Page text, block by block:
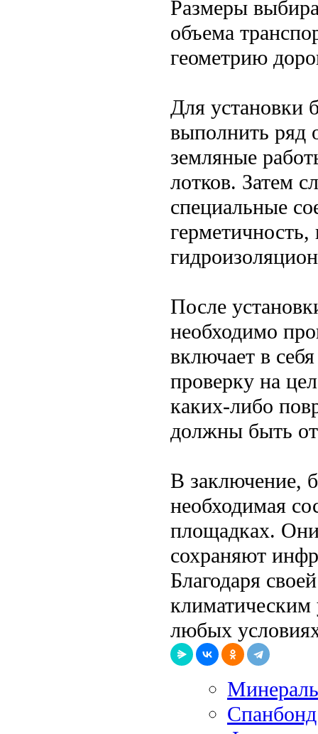
Размеры
объема
геометрию
Для установки
выполнить ряд
земляные
лотков. Затем
специальные
После
необходимо
включает в
проверку на
каких-либо
должны быть
В заключение,
необходимая
площадках.
сохраняют
Благодаря
климатическим
любых